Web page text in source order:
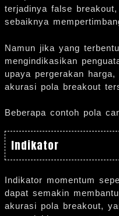
terjadinya false
sebaiknya
Namun jika yang
mengindikasikan
upaya pergerakan
akurasi pola breakout
Beberapa contoh pola
Indikator
Indikator momentum
dapat semakin
akurasi pola breakout,